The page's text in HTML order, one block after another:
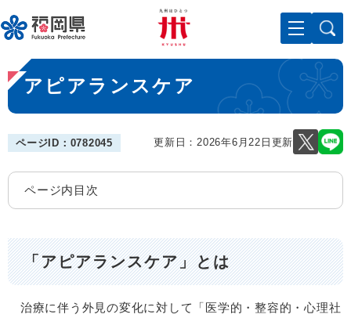
ー
ジ
先
頭
で
メニューを飛ばして本文へ
本
文
アピアランスケア
ページID：0782045 更新日：2026年6月22日更新
ページ内目次
「アピアランスケア」とは
治療に伴う外見の変化に対して「医学的・整容的・心理社